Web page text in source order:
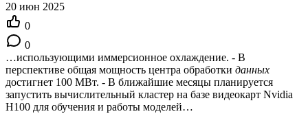
20 июн 2025
0
0
…использующими иммерсионное охлаждение. - В
перспективе общая мощность центра обработки данных
достигнет 100 МВт. - В ближайшие месяцы планируется
запустить вычислительный кластер на базе видеокарт Nvidia
H100 для обучения и работы моделей…